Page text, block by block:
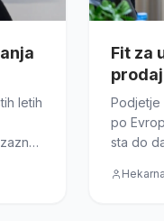
letih
Fit za
Podjetje
po
sta do
Hekarna